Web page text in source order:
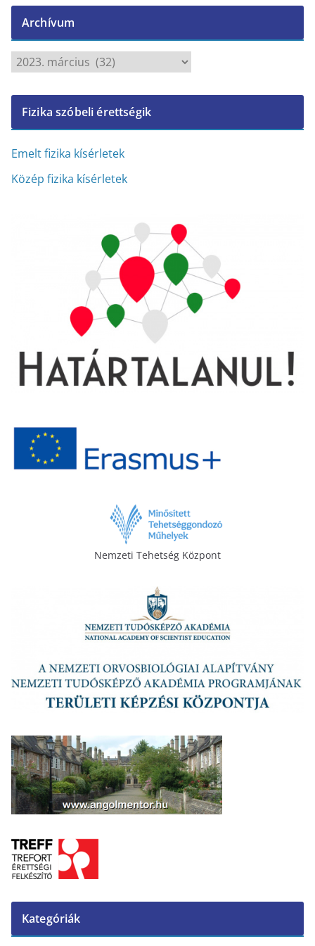
Archívum
r
c
í
v
m
Fizika szóbeli érettségik
Emelt fizika kísérletek
Közép fizika kísérletek
Nemzeti Tehetség Központ
Kategóriák